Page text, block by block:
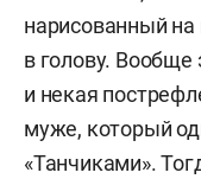
нарисованный
в голову. Вообще
и некая
муже, который
«Танчиками».